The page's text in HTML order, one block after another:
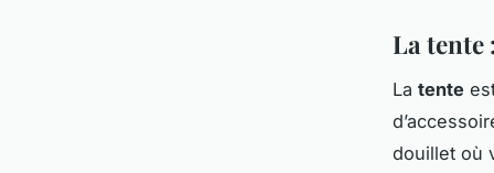
La tente
La tente
douillet où